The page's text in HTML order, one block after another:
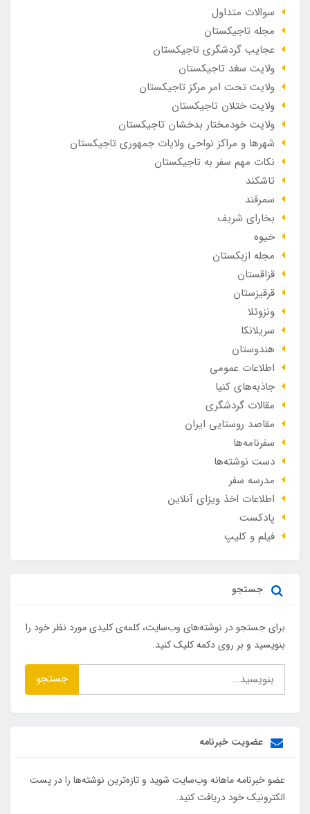
سوالات متداول
مجله تاجیکستان
عجایب گردشگری تاجیکستان
ولایت سغد تاجیکستان
ولایت تحت امر مرکز تاجیکستان
ولایت ختلان تاجیکستان
ولایت خودمختار بدخشان تاجیکستان
شهرها و مراکز نواحی ولایات جمهوری تاجیکستان
نکات مهم سفر به تاجیکستان
تاشکند
سمرقند
بخارای شریف
خیوه
مجله ازبکستان
قزاقستان
قرقیزستان
ونزوئلا
سریلانکا
هندوستان
اطلاعات عمومی
جاذبه‌های کنیا
مقالات گردشگری
مقاصد روستایی ایران
سفرنامه‌ها
دست نوشته‌ها
مدرسه سفر
اطلاعات اخذ ویزای آنلاین
پادکست
فیلم و کلیپ
جستجو
برای جستجو در نوشته‌های وب‌سایت، کلمه‌ی کلیدی مورد نظر خود را
بنویسید و بر روی دکمه کلیک کنید.
جستجو
عضویت خبرنامه
عضو خبرنامه ماهانه وب‌سایت شوید و تازه‌ترین نوشته‌ها را در پست
الکترونیک خود دریافت کنید.